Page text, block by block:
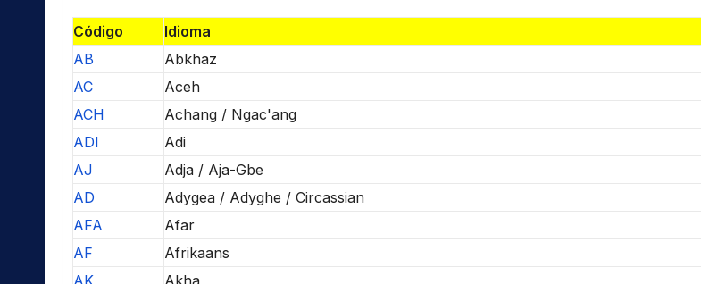
Código
Idioma
AB
Abkhaz
AC
Aceh
ACH
Achang / Ngac'ang
ADI
Adi
AJ
Adja / Aja-Gbe
AD
Adygea / Adyghe / Circassian
AFA
Afar
AF
Afrikaans